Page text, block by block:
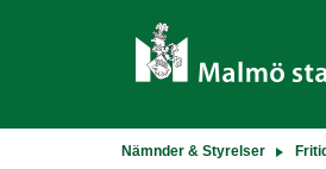
Nämnder & Styrelser